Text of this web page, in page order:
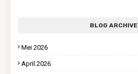
BLOG ARCHIVE
Mei 2026
April 2026